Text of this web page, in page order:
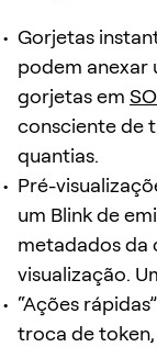
Gorjetas
podem anexar
gorjetas em
consciente de
quantias.
Pré-
um Blink de
metadados da
visualização.
“Ações rápidas”
troca de